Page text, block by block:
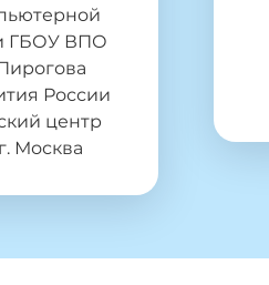
ГБОУ ВПО
России
центр
Москва